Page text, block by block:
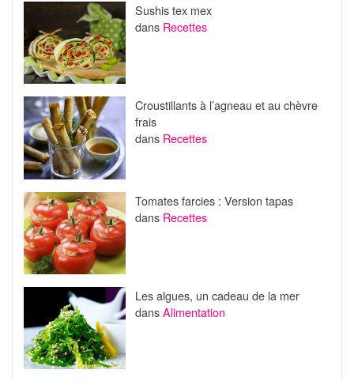
Sushis tex mex
dans Recettes
Croustillants à l’agneau et au chèvre
frais
dans Recettes
Tomates farcies : Version tapas
dans Recettes
Les algues, un cadeau de la mer
dansAlimentation